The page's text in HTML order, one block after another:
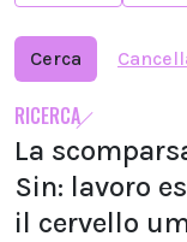
Cerca
RICERCA
La
Sin: lavoro
il cervello